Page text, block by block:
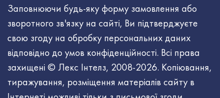
Заповнюючи будь-яку форму замовлення або
зворотного зв'язку на сайті, Ви підтверджуєте
свою згоду на обробку персональних даних
відповідно до умов конфіденційності. Всі права
захищені © Лекс Інтелз, 2008-2026. Копіювання,
тиражування, розміщення матеріалів сайту в